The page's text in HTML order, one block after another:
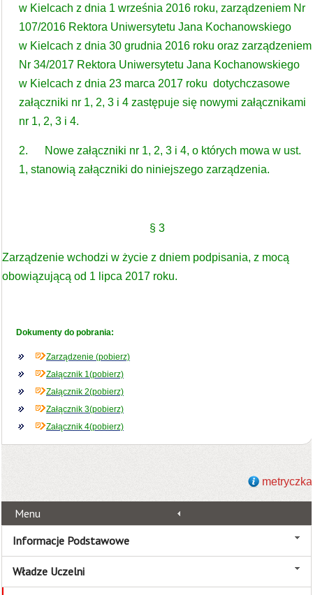
w Kielcach z dnia 1 września 2016 roku, zarządzeniem Nr
107/2016 Rektora Uniwersytetu Jana Kochanowskiego
w Kielcach z dnia 30 grudnia 2016 roku oraz zarządzeniem
Nr 34/2017 Rektora Uniwersytetu Jana Kochanowskiego
w Kielcach z dnia 23 marca 2017 roku dotychczasowe
załączniki nr 1, 2, 3 i 4 zastępuje się nowymi załącznikami
nr 1, 2, 3 i 4.
2. Nowe załączniki nr 1, 2, 3 i 4, o których mowa w ust.
1, stanowią załączniki do niniejszego zarządzenia.
§ 3
Zarządzenie wchodzi w życie z dniem podpisania, z mocą
obowiązującą od 1 lipca 2017 roku.
Dokumenty do pobrania:
Zarządzenie (pobierz)
Załącznik 1(pobierz)
Załącznik 2(pobierz)
Załącznik 3(pobierz)
Załącznik 4(pobierz)
metryczka
Menu
Informacje Podstawowe
Władze Uczelni